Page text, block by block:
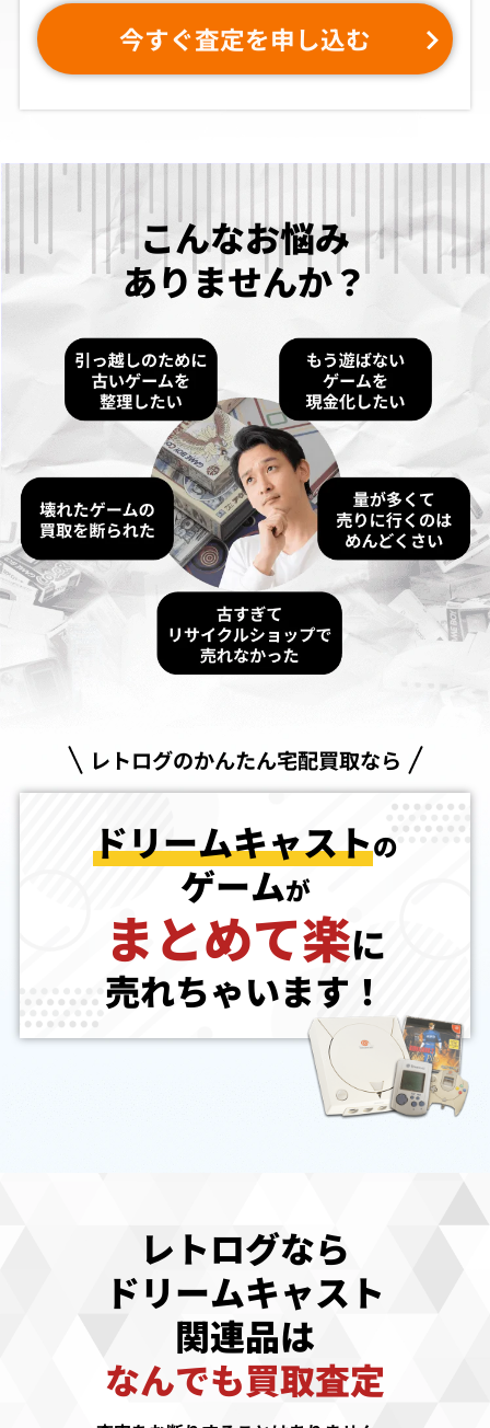
今すぐ査定を申し込む
こんなお悩み
ありませんか？
レトログのかんたん宅配買取なら
ドリームキャストの
ゲームが
まとめて楽に
売れちゃいます！
レトログなら
ドリームキャスト
関連品は
なんでも買取査定